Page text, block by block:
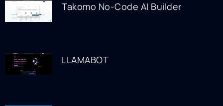
Takomo No-Code AI Builder
LLAMABOT